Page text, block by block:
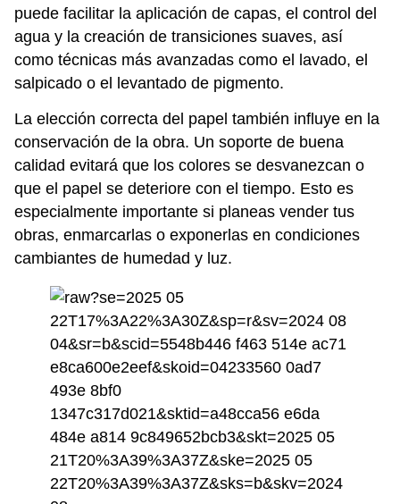
puede facilitar la aplicación de capas, el control del
agua y la creación de transiciones suaves, así
como técnicas más avanzadas como el lavado, el
salpicado o el levantado de pigmento.
La elección correcta del papel también influye en la
conservación de la obra. Un soporte de buena
calidad evitará que los colores se desvanezcan o
que el papel se deteriore con el tiempo. Esto es
especialmente importante si planeas vender tus
obras, enmarcarlas o exponerlas en condiciones
cambiantes de humedad y luz.